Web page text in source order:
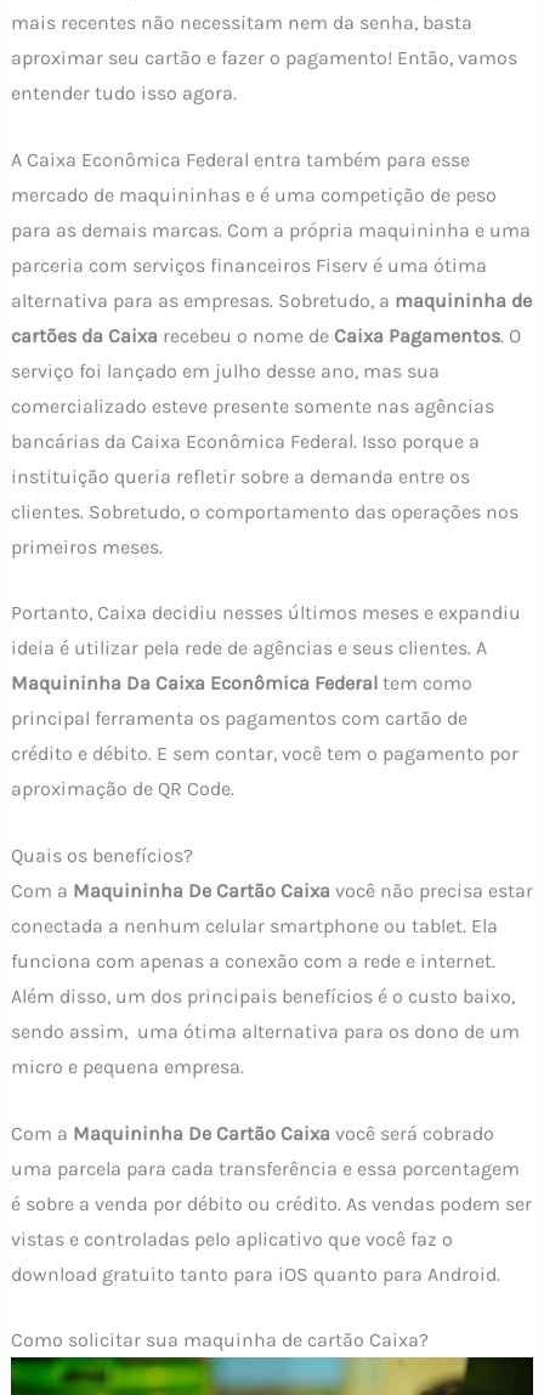
mais recentes não necessitam nem da senha, basta
aproximar seu cartão e fazer o pagamento! Então, vamos
entender tudo isso agora.
A Caixa Econômica Federal entra também para esse
mercado de maquininhas e é uma competição de peso
para as demais marcas. Com a própria maquininha e uma
parceria com serviços financeiros Fiserv é uma ótima
alternativa para as empresas. Sobretudo, a maquininha de
cartões da Caixa recebeu o nome de Caixa Pagamentos. O
serviço foi lançado em julho desse ano, mas sua
comercializado esteve presente somente nas agências
bancárias da Caixa Econômica Federal. Isso porque a
instituição queria refletir sobre a demanda entre os
clientes. Sobretudo, o comportamento das operações nos
primeiros meses.
Portanto, Caixa decidiu nesses últimos meses e expandiu
ideia é utilizar pela rede de agências e seus clientes. A
Maquininha Da Caixa Econômica Federaltem como
principal ferramenta os pagamentos com cartão de
crédito e débito. E sem contar, você tem o pagamento por
aproximação de QR Code.
Quais os benefícios?
Com a Maquininha De Cartão Caixa você não precisa estar
conectada a nenhum celular smartphone ou tablet. Ela
funciona com apenas a conexão com a rede e internet.
Além disso, um dos principais benefícios é o custo baixo,
sendo assim, uma ótima alternativa para os dono de um
micro e pequena empresa.
Com a Maquininha De Cartão Caixa você será cobrado
uma parcela para cada transferência e essa porcentagem
é sobre a venda por débito ou crédito. As vendas podem ser
vistas e controladas pelo aplicativo que você faz o
download gratuito tanto para iOS quanto para Android.
Como solicitar sua maquinha de cartão Caixa?